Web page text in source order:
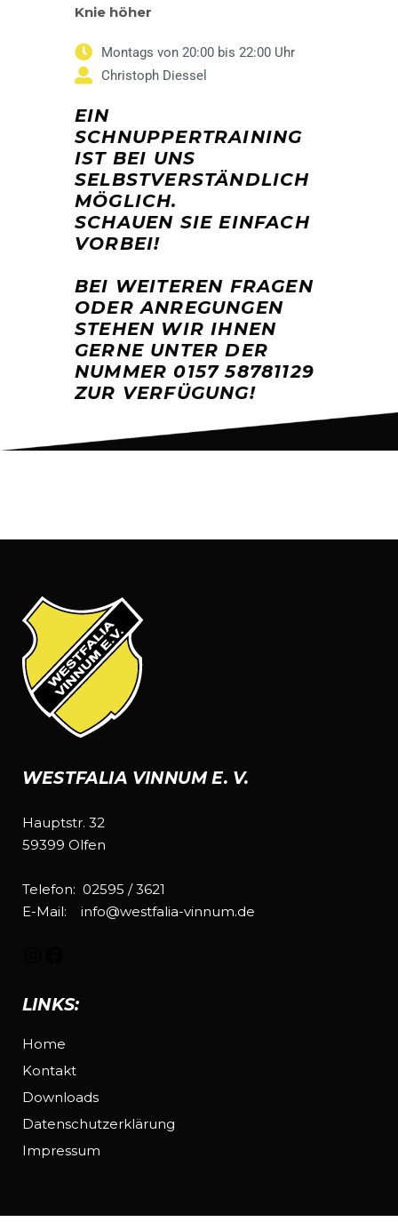
Knie höher
Montags von 20:00 bis 22:00 Uhr
Christoph Diessel
EIN
SCHNUPPERTRAINING
IST BEI UNS
SELBSTVERSTÄNDLICH
MÖGLICH.
SCHAUEN SIE EINFACH
VORBEI!
BEI WEITEREN FRAGEN
ODER ANREGUNGEN
STEHEN WIR IHNEN
GERNE UNTER DER
NUMMER 0157 58781129
ZUR VERFÜGUNG!
WESTFALIA VINNUM E. V.
Hauptstr. 32
59399 Olfen
Telefon: 02595 / 3621
E-Mail: info@westfalia-vinnum.de
LINKS:
Home
Kontakt
Downloads
Datenschutzerklärung
Impressum